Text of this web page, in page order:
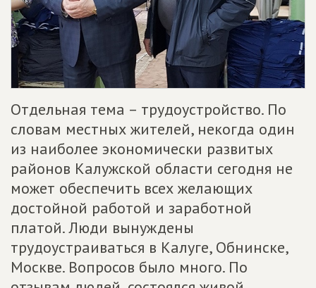
Отдельная тема – трудоустройство. По
словам местных жителей, некогда один
из наиболее экономически развитых
районов Калужской области сегодня не
может обеспечить всех желающих
достойной работой и заработной
платой. Люди вынуждены
трудоустраиваться в Калуге, Обнинске,
Москве. Вопросов было много. По